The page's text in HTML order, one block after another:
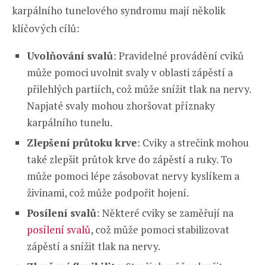
karpálního tunelového syndromu mají několik
klíčových cílů:
Uvolňování svalů: Pravidelné provádění cviků
může pomoci uvolnit svaly v oblasti zápěstí a
přilehlých partiích, což může snížit tlak na nervy.
Napjaté svaly mohou zhoršovat příznaky
karpálního tunelu.
Zlepšení průtoku krve: Cviky a strečink mohou
také zlepšit průtok krve do zápěstí a ruky. To
může pomoci lépe zásobovat nervy kyslíkem a
živinami, což může podpořit hojení.
Posílení svalů: Některé cviky se zaměřují na
posílení svalů, což může pomoci stabilizovat
zápěstí a snížit tlak na nervy.